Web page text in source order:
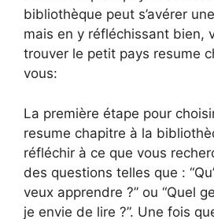
bibliothèque peut s’avérer
mais en y réfléchissant bien,
trouver le petit pays resume
vous:
La première étape pour
resume chapitre à la
réfléchir à ce que vous
des questions telles que :
veux apprendre ?” ou “Quel
je envie de lire ?”. Une fois